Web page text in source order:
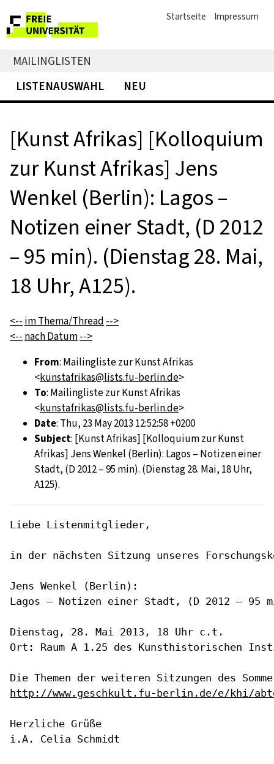
Startseite Impressum
MAILINGLISTEN
LISTENAUSWAHL
NEU
[Kunst Afrikas] [Kolloquium
zur Kunst Afrikas] Jens
Wenkel (Berlin): Lagos –
Notizen einer Stadt, (D 2012
– 95 min). (Dienstag 28. Mai,
18 Uhr, A125).
<-- im Thema/Thread -->
<-- nach Datum-->
From: Mailingliste zur Kunst Afrikas
<kunstafrikas@lists.fu-berlin.de>
To: Mailingliste zur Kunst Afrikas
<kunstafrikas@lists.fu-berlin.de>
Date: Thu, 23 May 2013 12:52:58 +0200
Subject: [Kunst Afrikas] [Kolloquium zur Kunst
Afrikas] Jens Wenkel (Berlin): Lagos – Notizen einer
Stadt, (D 2012 – 95 min). (Dienstag 28. Mai, 18 Uhr,
A125).
Liebe Listenmitglieder,
in der nächsten Sitzung unseres
Jens Wenkel (Berlin):
Lagos – Notizen einer Stadt, (D 2012 – 95
Dienstag, 28. Mai 2013, 18 Uhr c.t.
Ort: Raum A 1.25 des Kunsthistorischen
http://www.geschkult.fu-berlin.de/e/khi/
Herzliche Grüße
i.A. Celia Schmidt